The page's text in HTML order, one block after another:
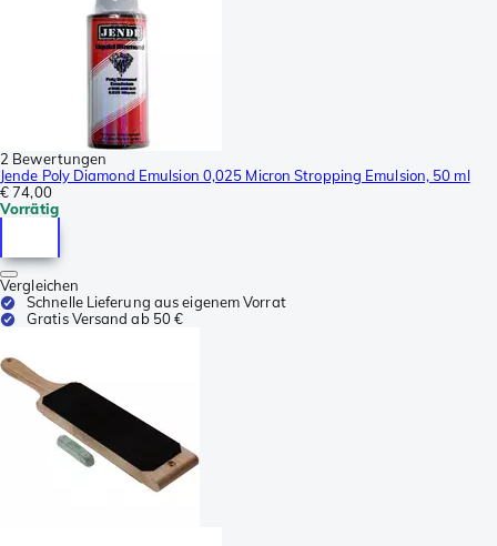
2 Bewertungen
Jende Poly Diamond Emulsion 0,025 Micron Stropping Emulsion, 50 ml
€ 74,00
Vorrätig
Vergleichen
Schnelle Lieferung aus eigenem Vorrat
Gratis Versand ab 50 €